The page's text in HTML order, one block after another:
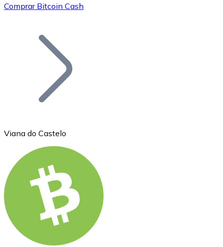
Bitcoin
Ethereum
Comprar Bitcoin Cash
Viana do Castelo